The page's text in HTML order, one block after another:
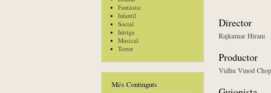
Fantàstic
Infantil
Social
Intriga
Musical
Terror
Més Continguts
Director
Rajkumar Hirani
Productor
Vidhu Vinod